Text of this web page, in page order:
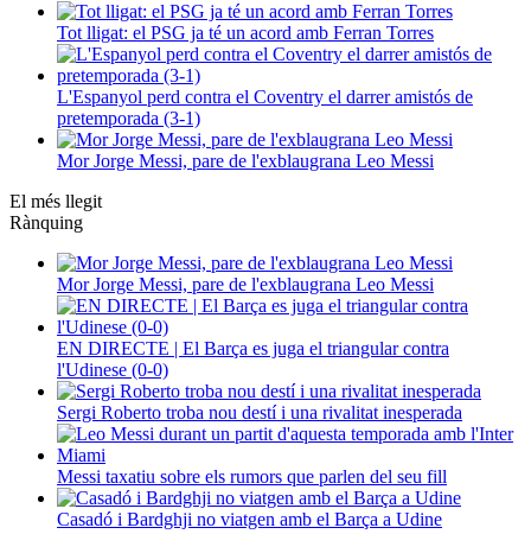
Tot lligat: el PSG ja té un acord amb Ferran Torres
L'Espanyol perd contra el Coventry el darrer amistós de
pretemporada (3-1)
Mor Jorge Messi, pare de l'exblaugrana Leo Messi
El més llegit
Rànquing
Mor Jorge Messi, pare de l'exblaugrana Leo Messi
EN DIRECTE | El Barça es juga el triangular contra
l'Udinese (0-0)
Sergi Roberto troba nou destí i una rivalitat inesperada
Messi taxatiu sobre els rumors que parlen del seu fill
Casadó i Bardghji no viatgen amb el Barça a Udine